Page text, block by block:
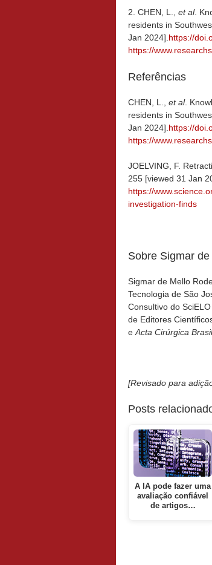
2. CHEN, L., et al.
residents in
Jan 2024].https://
https://
Referências
CHEN, L., et al.
residents in
Jan 2024].https://
https://
JOELVING, F.
255 [viewed 31 Jan
https://
investigation-finds
Sobre Sigmar
Sigmar de Mello
Tecnologia de São
Consultivo do
de Editores
eActa Cirúrgica
[Revisado para
Posts
A IA pode fazer uma
avaliação confiável
de artigos…